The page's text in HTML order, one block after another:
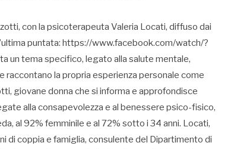
con la psicoterapeuta Valeria Locati, diffuso dai
puntata: https://www.facebook.com/watch/?
tema specifico, legato alla salute mentale,
la propria esperienza personale come
giovane donna che si informa e approfondisce
alla consapevolezza e al benessere psico-fisico,
al 92% femminile e al 72% sotto i 34 anni. Locati,
di coppia e famiglia, consulente del Dipartimento di